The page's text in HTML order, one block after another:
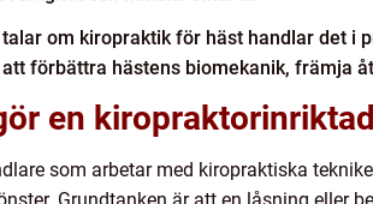
om kiropraktik för häst handlar det i
förbättra hästens biomekanik, främja
en
som arbetar med kiropraktiska